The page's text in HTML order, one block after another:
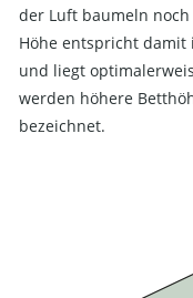
der Luft baumeln
Höhe entspricht damit
und liegt
werden höhere
bezeichnet.